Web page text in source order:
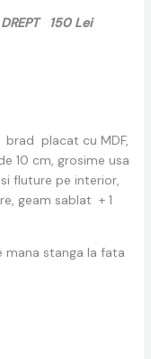
150 Lei
placat cu MDF,
10 cm, grosime usa
fluture pe interior,
geam sablat + 1
stanga la fata